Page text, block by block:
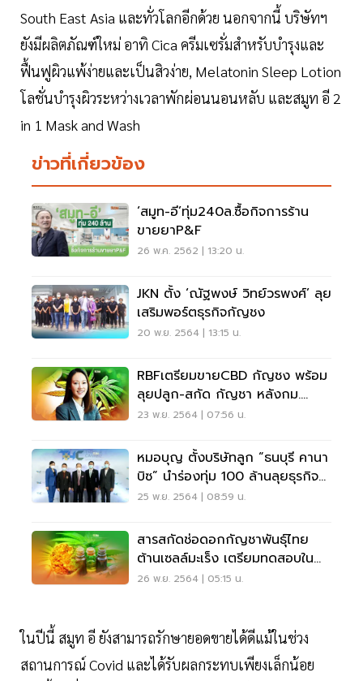
South East Asia และทั่วโลกอีกด้วย นอกจากนี้ บริษัทฯ
ยังมีผลิตภัณฑ์ใหม่ อาทิ Cica ครีมเซรั่มสำหรับบำรุงและ
ฟื้นฟูผิวแพ้ง่ายและเป็นสิวง่าย, Melatonin Sleep Lotion
โลชั่นบำรุงผิวระหว่างเวลาพักผ่อนนอนหลับ และสมูท อี 2
in 1 Mask and Wash
ข่าวที่เกี่ยวข้อง
‘สมูท-อี’ทุ่ม240ล.ซื้อกิจการร้าน
ขายยาP&F
26 พ.ค. 2562 | 13:20 น.
JKN ตั้ง ‘ณัฐพงษ์ วิทย์วรพงศ์’ ลุย
เสริมพอร์ตธุรกิจกัญชง
20 พ.ย. 2564 | 13:15 น.
RBFเตรียมขายCBD กัญชง พร้อม
ลุยปลูก-สกัด กัญชา หลังกม.
เอกชนไฟเขียว
23 พ.ย. 2564 | 07:56 น.
หมอบุญ ตั้งบริษัทลูก “ธนบุรี คานา
บิซ” นำร่องทุ่ม 100 ล้านลุยธุรกิจ
กัญชง
25 พ.ย. 2564 | 08:59 น.
สารสกัดช่อดอกกัญชาพันธุ์ไทย
ต้านเซลล์มะเร็ง เตรียมทดสอบใน
สัตว์ทดลอง
26 พ.ย. 2564 | 05:15 น.
ในปีนี้ สมูท อี ยังสามารถรักษายอดขายได้ดีแม้ในช่วง
สถานการณ์ Covid และได้รับผลกระทบเพียงเล็กน้อย